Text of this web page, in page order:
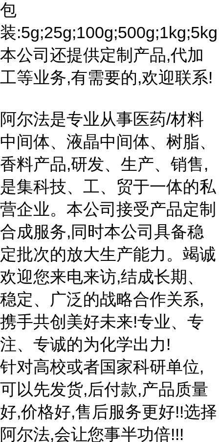
包
装:5g;25g;100g;500g;1kg;5kg
本公司还提供定制产品,代加
工等业务,有需要的,欢迎联系!
阿尔法是专业从事医药/材料
中间体、液晶中间体、树脂、
香料产品,研发、生产、销售,
是集科技、工、贸于一体的私
营企业。本公司接受产品定制
合成服务,同时本公司具备稳
定批次的放大生产能力。竭诚
欢迎您来电来访,结成长期、
稳定、广泛的战略合作关系,
携手共创美好未来!专业、专
注、专诚的为化学出力!
针对高校或者国家科研单位,
可以先发货,后付款,产品质量
好,价格好,售后服务更好!!选择
阿尔法,会让您事半功倍!!!